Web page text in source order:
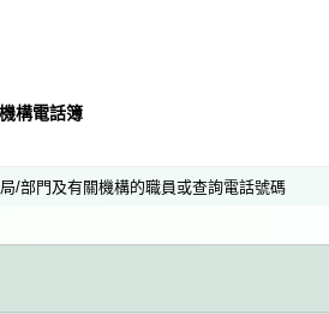
構電話簿
/部門及有關機構的職員或查詢電話號碼